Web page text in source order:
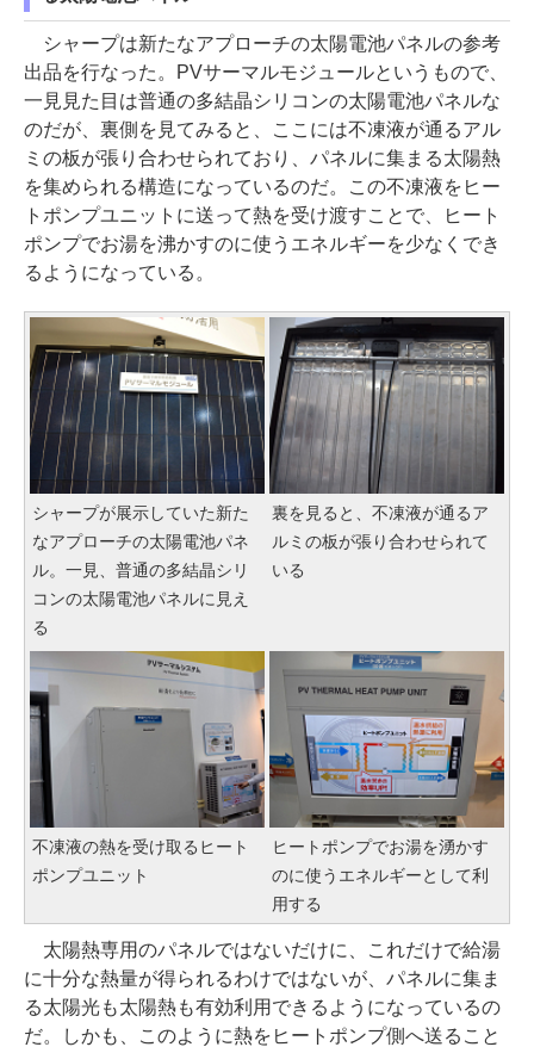
シャープは新たなアプローチの太陽電池パネルの参考
出品を行なった。PVサーマルモジュールというもので、
一見見た目は普通の多結晶シリコンの太陽電池パネルな
のだが、裏側を見てみると、ここには不凍液が通るアル
ミの板が張り合わせられており、パネルに集まる太陽熱
を集められる構造になっているのだ。この不凍液をヒー
トポンプユニットに送って熱を受け渡すことで、ヒート
ポンプでお湯を沸かすのに使うエネルギーを少なくでき
るようになっている。
シャープが展示していた新た
なアプローチの太陽電池パネ
ル。一見、普通の多結晶シリ
コンの太陽電池パネルに見え
る
裏を見ると、不凍液が通るア
ルミの板が張り合わせられて
いる
不凍液の熱を受け取るヒート
ポンプユニット
ヒートポンプでお湯を湧かす
のに使うエネルギーとして利
用する
太陽熱専用のパネルではないだけに、これだけで給湯
に十分な熱量が得られるわけではないが、パネルに集ま
る太陽光も太陽熱も有効利用できるようになっているの
だ。しかも、このように熱をヒートポンプ側へ送ること